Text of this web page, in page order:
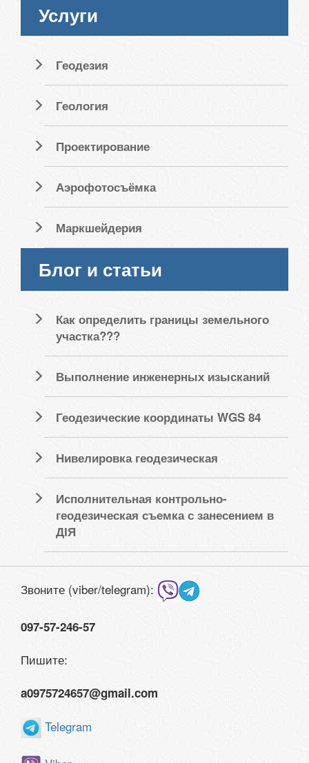
Услуги
Геодезия
Геология
Проектирование
Аэрофотосъёмка
Маркшейдерия
Блог и статьи
Как определить границы земельного
участка???
Выполнение инженерных изысканий
Геодезические координаты WGS 84
Нивелировка геодезическая
Исполнительная контрольно-
геодезическая съемка с занесением в
ДІЯ
Звоните (viber/telegram):
097-57-246-57
Пишите:
a0975724657@gmail.com
Telegram